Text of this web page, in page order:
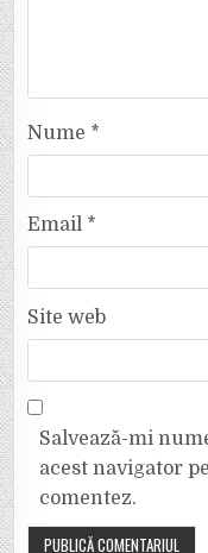
Nume *
Email *
Site web
Salvează-mi
acest navigator
comentez.